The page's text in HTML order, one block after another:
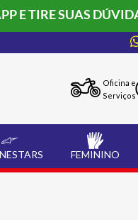
E TIRE SUAS
Oficina e
Serviços
FEMININO